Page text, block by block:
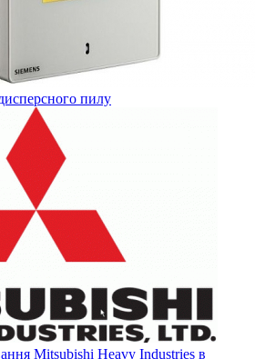
пилу
Mitsubishi Heavy Industries в